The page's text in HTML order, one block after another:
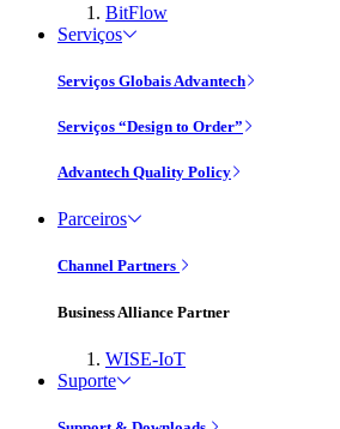
BitFlow
Serviços
Serviços Globais Advantech
Serviços “Design to Order”
Advantech Quality Policy
Parceiros
Channel Partners
Business Alliance Partner
WISE-IoT
Suporte